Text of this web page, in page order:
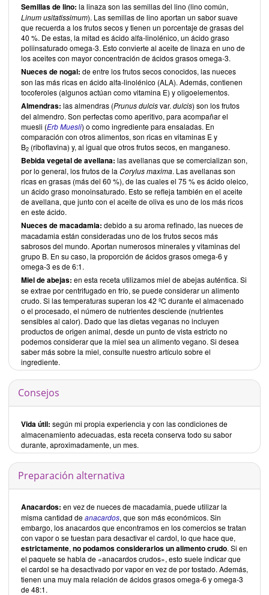
Semillas de lino: la linaza son las semillas del lino (lino común,
Linum usitatissimum). Las semillas de lino aportan un sabor suave
que recuerda a los frutos secos y tienen un porcentaje de grasas del
40 %. De estas, la mitad es ácido alfa-linolénico, un ácido graso
poliinsaturado omega-3. Esto convierte al aceite de linaza en uno de
los aceites con mayor concentración de ácidos grasos omega-3.
Nueces de nogal: de entre los frutos secos conocidos, las nueces
son las más ricas en ácido alfa-linolénico (ALA). Además, contienen
tocoferoles (algunos actúan como vitamina E) y oligoelementos.
Almendras: las almendras (Prunus dulcisvar. dulcis) son los frutos
del almendro. Son perfectas como aperitivo, para acompañar el
muesli (Erb Muesli) o como ingrediente para ensaladas. En
comparación con otros alimentos, son ricas en vitaminas E y
B2 (riboflavina) y, al igual que otros frutos secos, en manganeso.
Bebida vegetal de avellana: las avellanas que se comercializan son,
por lo general, los frutos de la Corylus maxima. Las avellanas son
ricas en grasas (más del 60 %), de las cuales el 75 % es ácido oleico,
un ácido graso monoinsaturado. Esto se refleja también en el aceite
de avellana, que junto con el aceite de oliva es uno de los más ricos
en este ácido.
Nueces de macadamia: debido a su aroma refinado, las nueces de
macadamia están consideradas uno de los frutos secos más
sabrosos del mundo. Aportan numerosos minerales y vitaminas del
grupo B. En su caso, la proporción de ácidos grasos omega-6 y
omega-3 es de 6:1.
Miel de abejas: en esta receta utilizamos miel de abejas auténtica. Si
se extrae por centrifugado en frío, se puede considerar un alimento
crudo. Si las temperaturas superan los 42 ºC durante el almacenado
o el procesado, el número de nutrientes desciende (nutrientes
sensibles al calor). Dado que las dietas veganas no incluyen
productos de origen animal, desde un punto de vista estricto no
podemos considerar que la miel sea un alimento vegano. Si desea
saber más sobre la miel, consulte nuestro artículo sobre el
ingrediente.
Consejos
Vida útil: según mi propia experiencia y con las condiciones de
almacenamiento adecuadas, esta receta conserva todo su sabor
durante, aproximadamente, un mes.
Preparación alternativa
Anacardos: en vez de nueces de macadamia, puede utilizar la
misma cantidad deanacardos, que son más económicos. Sin
embargo, los anacardos que encontramos en los comercios se tratan
con vapor o se tuestan para desactivar el cardol, lo que hace que,
estrictamente, no podamos considerarlos un alimento crudo. Si en
el paquete se habla de «anacardos crudos», esto suele indicar que
el cardol se ha desactivado por vapor en vez de por tostado. Además,
tienen una muy mala relación de ácidos grasos omega-6 y omega-3
de 48:1.